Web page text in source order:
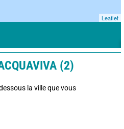
Leaflet
(2)
la ville que vous